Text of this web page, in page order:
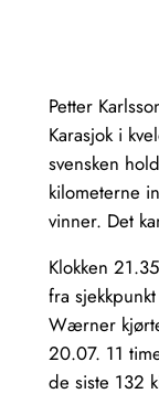
Petter
Karasjok i
svensken
kilometerne
vinner. Det
Klokken
fra
Wærner
20.07. 11
de siste 132